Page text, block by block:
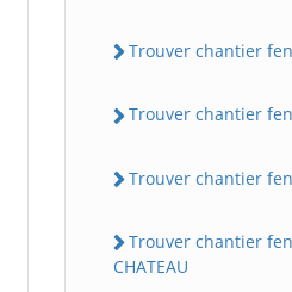
Trouver chantier
Trouver chantier
Trouver chantier
Trouver chantier
CHATEAU